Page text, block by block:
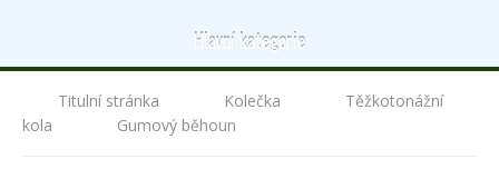
Hlavní kategorie
Titulní stránka Kolečka
Těžkotonážní
kola
Gumový běhoun